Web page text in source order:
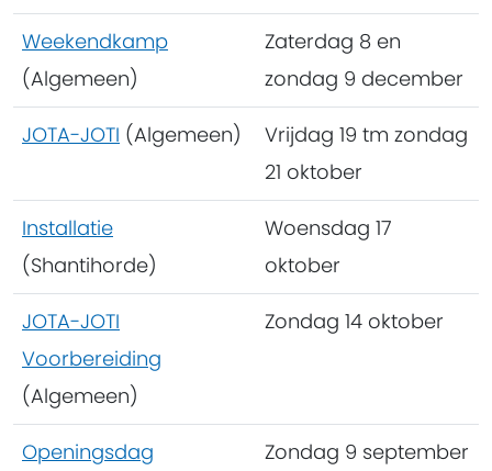
Weekendkamp
(Algemeen)
Zaterdag 8 en
zondag 9 december
JOTA-JOTI (Algemeen)
Vrijdag 19 tm zondag
21 oktober
Installatie
(Shantihorde)
Woensdag 17
oktober
JOTA-JOTI
Voorbereiding
(Algemeen)
Zondag 14 oktober
Openingsdag
Zondag 9 september